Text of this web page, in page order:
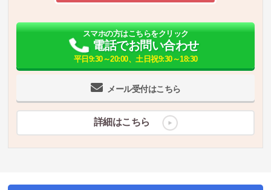
メール受付はこちら
スマホの方はこちらをクリック
電話でお問い合わせ
平日9:30～20:00、土日祝9:30～18:30
詳細はこちら